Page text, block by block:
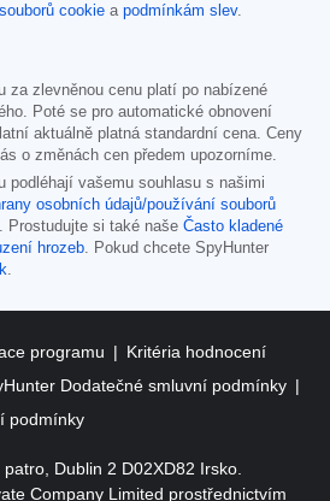
cookie a podmínkám slev.
za zlevněnou cenu platí po nabízené
Poté se pro automatické obnovení
aktuálně platná standardní cena. Ceny
o změnách cen předem upozorníme.
podléhají vašemu souhlasu s našimi
osobních údajů/používání souborů
. Prostudujte si také naše Často kladené
hrozeb. Pokud chcete SpyHunter
.
programu
Kritéria hodnocení
Dodatečné smluvní podmínky
podmínky
Dublin 2 D02XD82 Irsko.
Company Limited prostřednictvím